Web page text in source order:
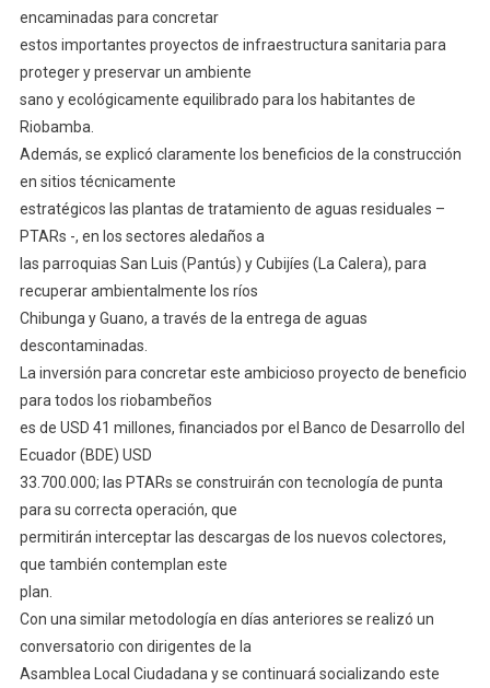
encaminadas para concretar
estos importantes proyectos de infraestructura sanitaria para
proteger y preservar un ambiente
sano y ecológicamente equilibrado para los habitantes de
Riobamba.
Además, se explicó claramente los beneficios de la construcción
en sitios técnicamente
estratégicos las plantas de tratamiento de aguas residuales –
PTARs -, en los sectores aledaños a
las parroquias San Luis (Pantús) y Cubijíes (La Calera), para
recuperar ambientalmente los ríos
Chibunga y Guano, a través de la entrega de aguas
descontaminadas.
La inversión para concretar este ambicioso proyecto de beneficio
para todos los riobambeños
es de USD 41 millones, financiados por el Banco de Desarrollo del
Ecuador (BDE) USD
33.700.000; las PTARs se construirán con tecnología de punta
para su correcta operación, que
permitirán interceptar las descargas de los nuevos colectores,
que también contemplan este
plan.
Con una similar metodología en días anteriores se realizó un
conversatorio con dirigentes de la
Asamblea Local Ciudadana y se continuará socializando este